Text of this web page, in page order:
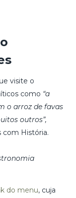
visite o
como “a
o arroz de favas
outros”,
com História.
do menu, cuja